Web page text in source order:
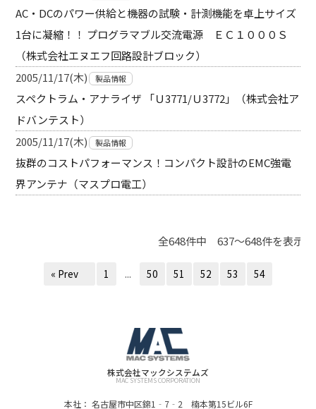
AC・DCのパワー供給と機器の試験・計測機能を卓上サイズ
1台に凝縮！！ プログラマブル交流電源 ＥＣ１０００Ｓ
（株式会社エヌエフ回路設計ブロック）
2005/11/17(木)
製品情報
スペクトラム・アナライザ 「Ｕ3771/Ｕ3772」（株式会社ア
ドバンテスト）
2005/11/17(木)
製品情報
抜群のコストパフォーマンス！コンパクト設計のEMC強電
界アンテナ（マスプロ電工）
全648件中 637～648件を表示
« Prev 1 ... 50 51 52 53 54
株式会社マックシステムズ
MAC SYSTEMS CORPORATION
本社： 名古屋市中区錦1‐7‐2 楠本第15ビル6F